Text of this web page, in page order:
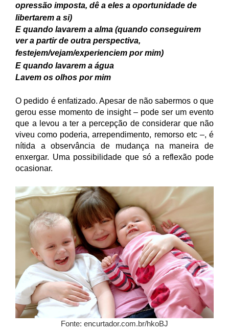
opressão imposta, dê a eles a oportunidade de
libertarem a si)
E quando lavarem a alma (quando conseguirem
ver a partir de outra perspectiva,
festejem/vejam/experienciem por mim)
E quando lavarem a água
Lavem os olhos por mim
O pedido é enfatizado. Apesar de não sabermos o que
gerou esse momento de insight – pode ser um evento
que a levou a ter a percepção de considerar que não
viveu como poderia, arrependimento, remorso etc –, é
nítida a observância de mudança na maneira de
enxergar. Uma possibilidade que só a reflexão pode
ocasionar.
Fonte: encurtador.com.br/hkoBJ